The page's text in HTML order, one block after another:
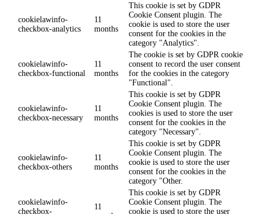
cookielawinfo-
checkbox-analytics
11
months
This cookie is set by GDPR
Cookie Consent plugin. The
cookie is used to store the user
consent for the cookies in the
category "Analytics".
cookielawinfo-
checkbox-functional
11
months
The cookie is set by GDPR cookie
consent to record the user consent
for the cookies in the category
"Functional".
cookielawinfo-
checkbox-necessary
11
months
This cookie is set by GDPR
Cookie Consent plugin. The
cookies is used to store the user
consent for the cookies in the
category "Necessary".
cookielawinfo-
checkbox-others
11
months
This cookie is set by GDPR
Cookie Consent plugin. The
cookie is used to store the user
consent for the cookies in the
category "Other.
cookielawinfo-
checkbox-
11
This cookie is set by GDPR
Cookie Consent plugin. The
cookie is used to store the user